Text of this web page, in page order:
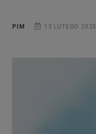
PIM 13 LUTEGO 2025